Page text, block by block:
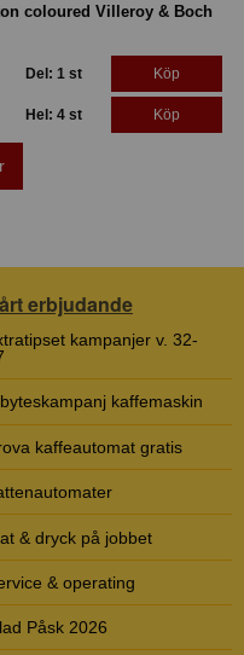
coloured Villeroy & Boch
Del: 1 st Köp
Hel: 4 st Köp
erbjudande
kampanjer v. 32-
kaffemaskin
kaffeautomat gratis
& dryck på jobbet
& operating
Påsk 2026